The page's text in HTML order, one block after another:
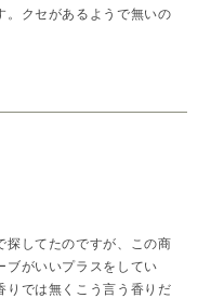
。クセがあるようで無いの
探してたのですが、この商
ブがいいプラスをしてい
りでは無くこう言う香りだ